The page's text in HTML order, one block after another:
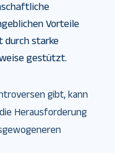
Vorteile
durch starke
gestützt.
gibt, kann
Herausforderung